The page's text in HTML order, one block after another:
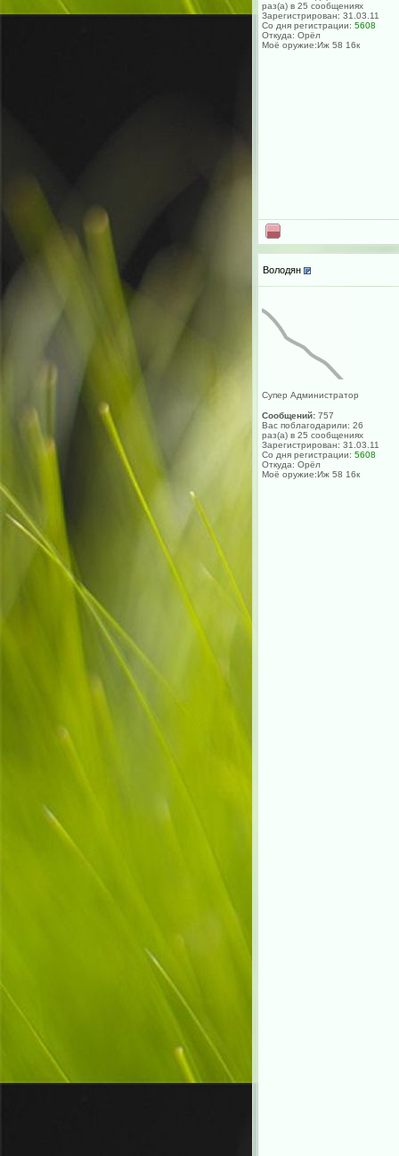
раз(а) в 25 сообщениях
Зарегистрирован: 31.03.11
Со дня регистрации: 5608
Откуда: Орёл
Моё оружие:Иж 58 16к
Володян
Супер Администратор
Сообщений: 757
Вас поблагодарили: 26
раз(а) в 25 сообщениях
Зарегистрирован: 31.03.11
Со дня регистрации: 5608
Откуда: Орёл
Моё оружие:Иж 58 16к